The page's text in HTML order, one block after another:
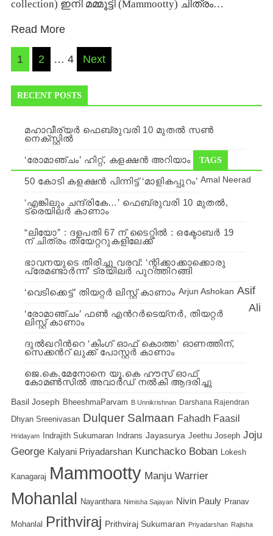
collection) ഇനി മമ്മൂട്ടി (Mammootty) ചിത്രം…
Read More
Posts
navigation
1 2 … 4 Next
RECENT POSTS
മഹാവീര്യര്‍ ഫെബ്രുവരി 10 മുതല്‍ സണ്‍
നെക്സ്റ്റില്‍
‘രോമാഞ്ചം’ ഹിറ്റ്, കളക്ഷന്‍ അറിയാം
50 കോടി കളക്ഷന്‍ പിന്നിട്ട് ‘മാളികപ്പുറം’
‘എങ്കിലും ചന്ദ്രികേ…’ ഫെബ്രുവരി 10 മുതല്‍,
ട്രെയിലര്‍ കാണാം
“ലിയോ” : ദളപതി 67 ന് ടൈറ്റിൽ : ഒക്ടോബർ 19
ന് ചിത്രം തിയേറ്ററുകളിലേക്ക്
ഭാവനയുടെ തിരിച്ചു വരവ്: ‘ന്റിക്കാക്കാക്കൊരു
പ്രേമണ്ടാര്‍ന്ന്’ ട്രയിലര്‍ പുറത്തിറങ്ങി
‘വെടിക്കെട്ട്’ തിയറ്റര്‍ ലിസ്റ്റ് കാണാം
‘രോമാഞ്ചം’ ഫണ്‍ എന്‍റര്‍ടെയ്നര്‍, തിയറ്റര്‍
ലിസ്റ്റ് കാണാം
ദുൽഖറിന്‍റെ ‘കിംഗ് ഓഫ് കൊത്ത’ ഓണത്തിന്,
സെക്കന്‍റ് ലുക്ക് പോസ്റ്റർ കാണാം
ജെ.കെ.മേനോനെ യൂ.കെ ഹൗസ് ഓഫ്
കോമണ്‍സിൽ അവാർഡ് നൽകി ആദരിച്ചു
TAGS
Amal Neerad
Arjun Ashokan Asif
Ali
Basil Joseph BheeshmaParvam B Unnikrishnan Darshana Rajendran
Dhyan Sreenivasan Dulquer Salmaan Fahadh Faasil
Hridayam Indrajith Sukumaran Indrans Jayasurya Jeethu Joseph Joju
George Kalyani Priyadarshan Kunchacko Boban Lokesh
Kanagaraj Mammootty Manju Warrier
Mohanlal Nayanthara Nimisha Sajayan Nivin Pauly Pranav
Mohanlal Prithviraj Prithviraj Sukumaran Priyadarshan Rajisha